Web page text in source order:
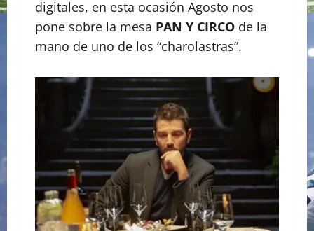
digitales, en esta ocasión Agosto nos
pone sobre la mesa PAN Y CIRCO de la
mano de uno de los “charolastras”.